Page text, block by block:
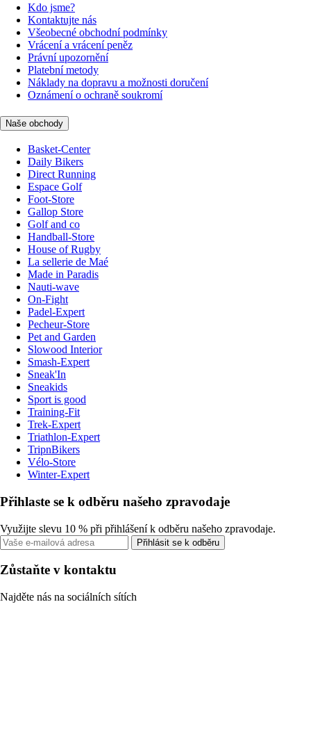
Kdo jsme?
Kontaktujte nás
Všeobecné obchodní podmínky
Vrácení a vrácení peněz
Právní upozornění
Platební metody
Náklady na dopravu a možnosti doručení
Oznámení o ochraně soukromí
Naše obchody
Basket-Center
Daily Bikers
Direct Running
Espace Golf
Foot-Store
Gallop Store
Golf and co
Handball-Store
House of Rugby
La sellerie de Maé
Made in Paradis
Nauti-wave
On-Fight
Padel-Expert
Pecheur-Store
Pet and Garden
Slowood Interior
Smash-Expert
Sneak'In
Sneakids
Sport is good
Training-Fit
Trek-Expert
Triathlon-Expert
TripnBikers
Vélo-Store
Winter-Expert
Přihlaste se k odběru našeho zpravodaje
Využijte slevu 10 % při přihlášení k odběru našeho zpravodaje.
Přihlásit se k odběru
Zůstaňte v kontaktu
Najděte nás na sociálních sítích